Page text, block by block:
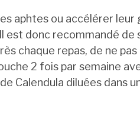
aphtes ou accélérer
est donc recommandé
chaque repas, de ne
2 fois par semaine
Calendula diluées dans